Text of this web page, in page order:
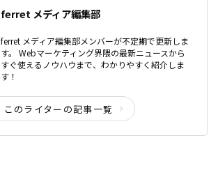
ferret メディア編集部
ferret メディア編集部メンバーが不定期で更新しま
す。 Webマーケティング界隈の最新ニュースから
すぐ使えるノウハウまで、わかりやすく紹介しま
す！
このライターの記事一覧